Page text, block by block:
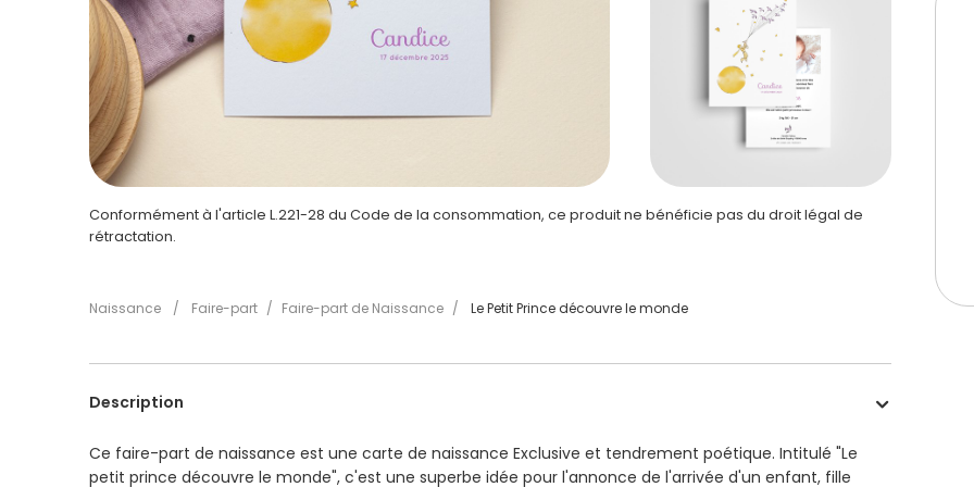
Naissance / Faire-part / Faire-part de Naissance / Le Petit Prince découvre le monde
Description
Ce faire-part de naissance est une carte de naissance Exclusive et tendrement poétique. Intitulé "Le
petit prince découvre le monde", c'est une superbe idée pour l'annonce de l'arrivée d'un enfant, fille
Conformément à l'article L.221-28 du Code de la consommation, ce produit ne bénéficie pas du droit légal de
rétractation.